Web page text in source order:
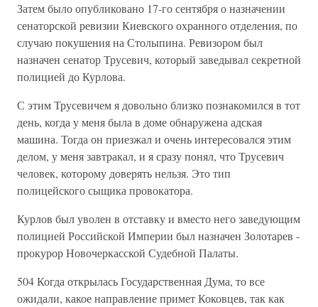
Затем было опубликовано 17-го сентября о назначении
сенаторской ревизии Киевского охранного отделения, по
случаю покушения на Столыпина. Ревизором был
назначен сенатор Трусевич, который заведывал секретной
полицией до Курлова.
С этим Трусевичем я довольно близко познакомился в тот
день, когда у меня была в доме обнаружена адская
машина. Тогда он приезжал и очень интересовался этим
делом, у меня завтракал, и я сразу понял, что Трусевич
человек, которому доверять нельзя. Это тип
полицейского сыщика провокатора.
Курлов был уволен в отставку и вместо него заведующим
полицией Российской Империи был назначен Золотарев -
прокурор Новочеркасской Судебной Палаты.
504 Когда открылась Государственная Дума, то все
ожидали, какое направление примет Коковцев, так как